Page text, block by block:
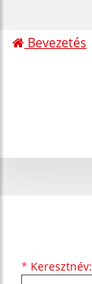
Bevezetés
* Keresztnév:
Keresztnév
Vezetéknév
E-mail cím